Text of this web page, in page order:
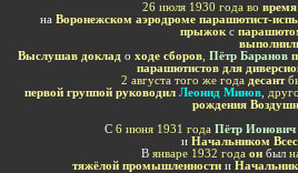
26 июля 1930 года во
на Воронежском аэродромепарашютист-
прыжок с
Выслушав доклад о ходе сборов Пётр Баранов
парашютистов для
2 августа того же года десант
первой группой руководил Леонид Минов
рождения
С 6 июня 1931 года Пётр
и Начальником
В январе 1932 года он был
тяжёлой промышленности и